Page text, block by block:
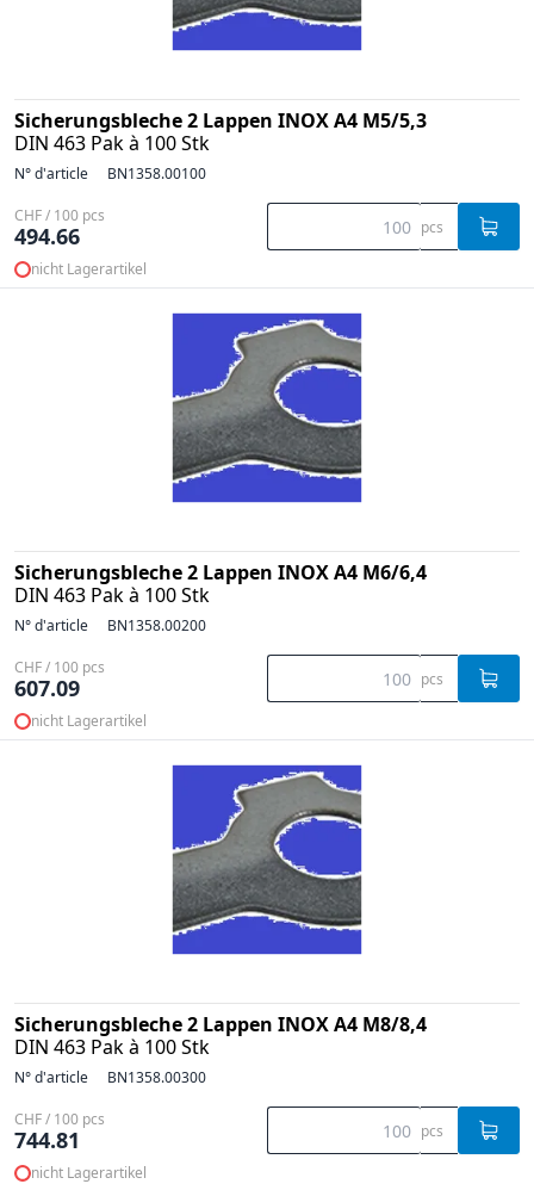
Sicherungsbleche 2 Lappen INOX A4 M5/5,3
DIN 463 Pak à 100 Stk
N° d'article BN1358.00100
CHF / 100 pcs
494.66 pcs
nicht Lagerartikel
Sicherungsbleche 2 Lappen INOX A4 M6/6,4
DIN 463 Pak à 100 Stk
N° d'article BN1358.00200
CHF / 100 pcs
607.09 pcs
nicht Lagerartikel
Sicherungsbleche 2 Lappen INOX A4 M8/8,4
DIN 463 Pak à 100 Stk
N° d'article BN1358.00300
CHF / 100 pcs
744.81 pcs
nicht Lagerartikel